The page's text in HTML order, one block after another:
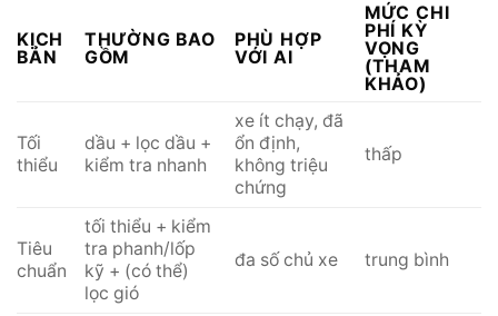
KỊCH
BẢN
THƯỜNG BAO
GỒM
PHÙ HỢP
VỚI AI
MỨC CHI
PHÍ KỲ
VỌNG
(THAM
KHẢO)
Tối
thiểu
dầu + lọc dầu +
kiểm tra nhanh
xe ít chạy, đã
ổn định,
không triệu
chứng
thấp
Tiêu
chuẩn
tối thiểu + kiểm
tra phanh/lốp
kỹ + (có thể)
lọc gió
đa số chủ xe trung bình